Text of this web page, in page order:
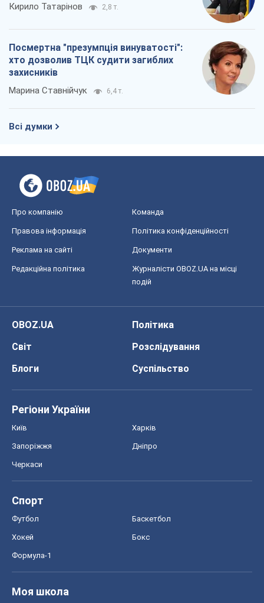
Кирило Татарінов 2,8 т.
Посмертна "презумпція винуватості":
хто дозволив ТЦК судити загиблих
захисників
Марина Ставнійчук 6,4 т.
Всі думки
Про компанію Команда
Правова інформація Політика конфіденційності
Реклама на сайті Документи
Редакційна політика
Журналісти OBOZ.UA на місці
подій
OBOZ.UA
Політика
Світ
Розслідування
Блоги
Суспільство
Регіони України
Київ Харків
Запоріжжя Дніпро
Черкаси
Спорт
Футбол Баскетбол
Хокей Бокс
Формула-1
Моя школа